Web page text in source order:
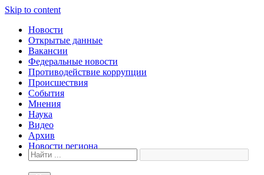
Skip to content
Новости
Открытые данные
Вакансии
Федеральные новости
Противодействие коррупции
Происшествия
События
Мнения
Наука
Видео
Архив
Новости региона